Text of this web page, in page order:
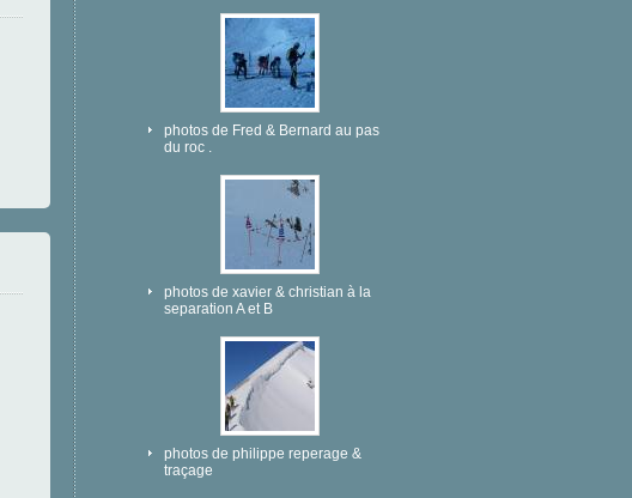
photos de Fred & Bernard au pas
du roc .
photos de xavier & christian à la
separation A et B
photos de philippe reperage &
traçage